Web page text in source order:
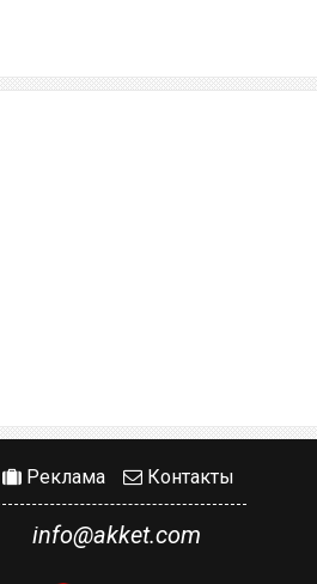
Реклама Контакты
info@akket.com